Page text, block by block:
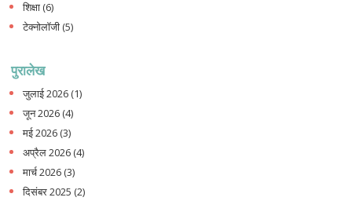
शिक्षा (6)
टेक्नोलॉजी (5)
पुरालेख
जुलाई 2026 (1)
जून 2026 (4)
मई 2026 (3)
अप्रैल 2026 (4)
मार्च 2026 (3)
दिसंबर 2025 (2)